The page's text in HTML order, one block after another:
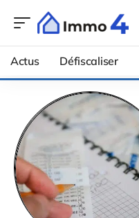
Actus Défiscaliser